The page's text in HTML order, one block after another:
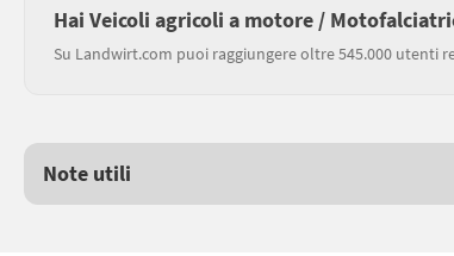
Hai Veicoli agricoli a motore /
Su Landwirt.com puoi raggiungere oltre 545.000 utenti
Note utili